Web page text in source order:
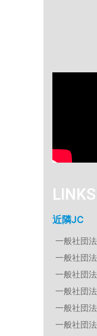
LINKS
近隣JC
一般社団
一般社団
一般社団
一般社団
一般社団
一般社団